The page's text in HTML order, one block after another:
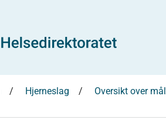
Hjerneslag Oversikt over